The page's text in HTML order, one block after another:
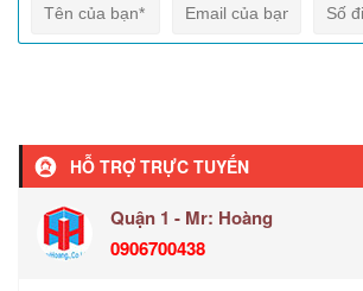
HỖ TRỢ TRỰC TUYẾN
Quận 1 - Mr: Hoàng
0906700438